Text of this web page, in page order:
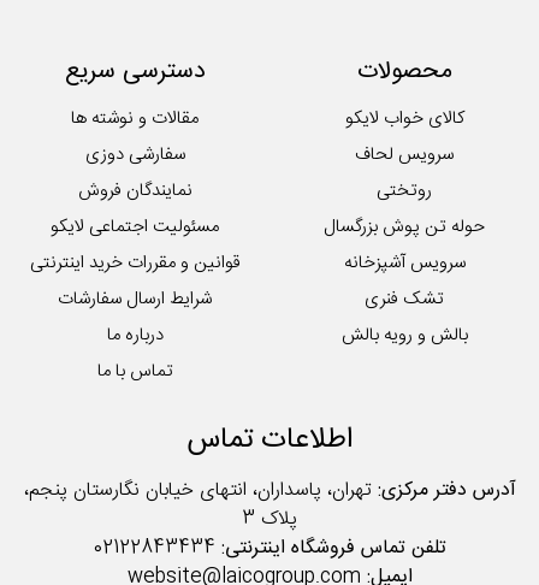
کوسن
محصولات تکی آشپزخانه
محصولات
کالای خواب لایکو
سرویس لحاف
روتختی
حوله تن پوش بزرگسال
سرویس آشپزخانه
تشک فنری
بالش و رویه بالش
دسترسی سریع
مقالات و نوشته ها
سفارشی دوزی
نمایندگان فروش
مسئولیت اجتماعی لایکو
قوانین و مقررات خرید اینترنتی
شرایط ارسال سفارشات
درباره ما
تماس با ما
اطلاعات تماس
آدرس دفتر مرکزی:تهران، پاسداران، انتهای خیابان نگارستان پنجم،
پلاک 3
تلفن تماس فروشگاه اینترنتی:
ایمیل: website@laicogroup.com